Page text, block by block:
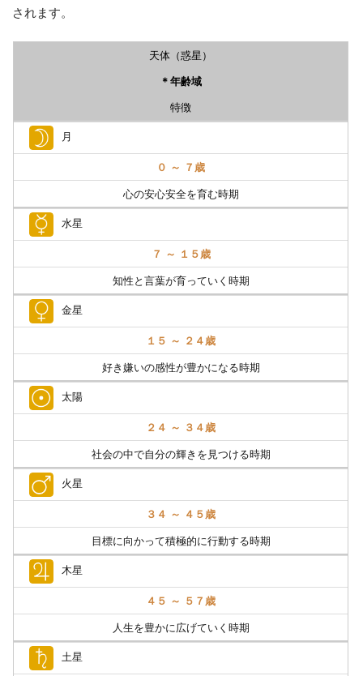
されます。
天体（惑星）
＊年齢域
特徴
月
０ ～ ７歳
心の安心安全を育む時期
水星
７ ～ １５歳
知性と言葉が育っていく時期
金星
１５ ～ ２４歳
好き嫌いの感性が豊かになる時期
太陽
２４ ～ ３４歳
社会の中で自分の輝きを見つける時期
火星
３４ ～ ４５歳
目標に向かって積極的に行動する時期
木星
４５ ～ ５７歳
人生を豊かに広げていく時期
土星